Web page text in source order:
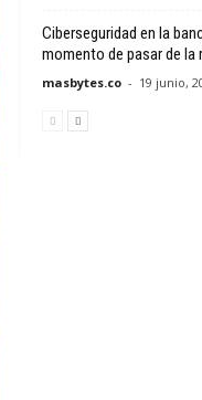
Ciberseguridad en la
momento de pasar de la
masbytes.co - 19 junio,